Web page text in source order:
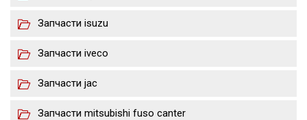
Запчасти isuzu
Запчасти iveco
Запчасти jac
Запчасти mitsubishi fuso canter